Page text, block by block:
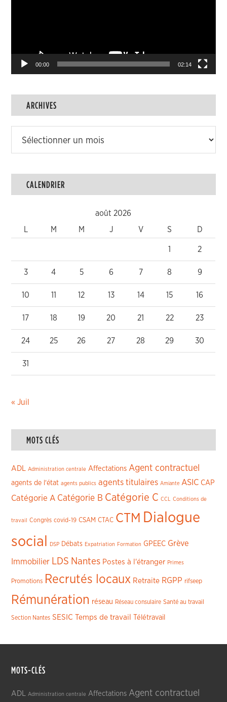
00:00 02:14
ARCHIVES
CALENDRIER
août 2026
M M J V S D
1 2
3 4 5 6 7 8 9
10 11 12 13 14 15 16
17 18 19 20 21 22 23
24 25 26 27 28 29 30
31
« Juil
MOTS CLÉS
ADL Administration centrale Affectations Agent contractuel
agents de l'état agents publics agents titulaires Amiante ASIC CAP
Catégorie A Catégorie B Catégorie C CCL Conditions de
travail Congrès covid-19 CSAM CTAC CTM Dialogue
social
DSP Débats Expatriation Formation GPEEC Grève
Immobilier LDS Nantes Postes à l'étranger Primes
Promotions Recrutés locaux Retraite RGPP rifseep
Rémunération réseau Réseau consulaire Santé au travail
Section Nantes SESIC Temps de travail Télétravail
MOTS-CLÉS
ADL Administration centrale Affectations Agent contractuel